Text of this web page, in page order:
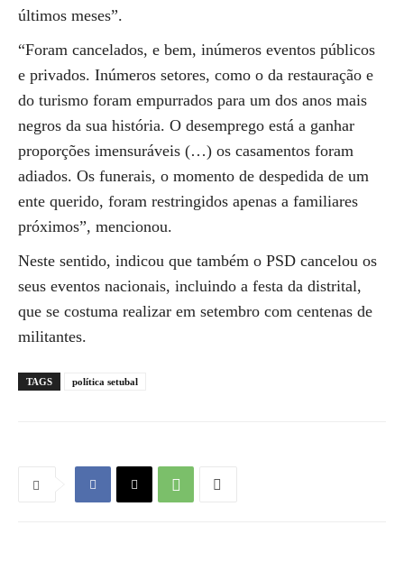
últimos meses”.
“Foram cancelados, e bem, inúmeros eventos públicos
e privados. Inúmeros setores, como o da restauração e
do turismo foram empurrados para um dos anos mais
negros da sua história. O desemprego está a ganhar
proporções imensuráveis (…) os casamentos foram
adiados. Os funerais, o momento de despedida de um
ente querido, foram restringidos apenas a familiares
próximos”, mencionou.
Neste sentido, indicou que também o PSD cancelou os
seus eventos nacionais, incluindo a festa da distrital,
que se costuma realizar em setembro com centenas de
militantes.
TAGS política setubal